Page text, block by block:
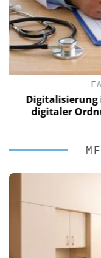
Digitalisierung
digitaler